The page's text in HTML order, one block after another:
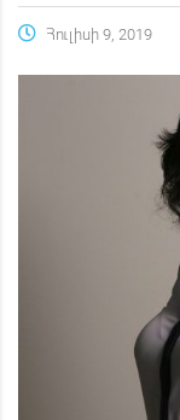
Հուլիսի 9, 2019